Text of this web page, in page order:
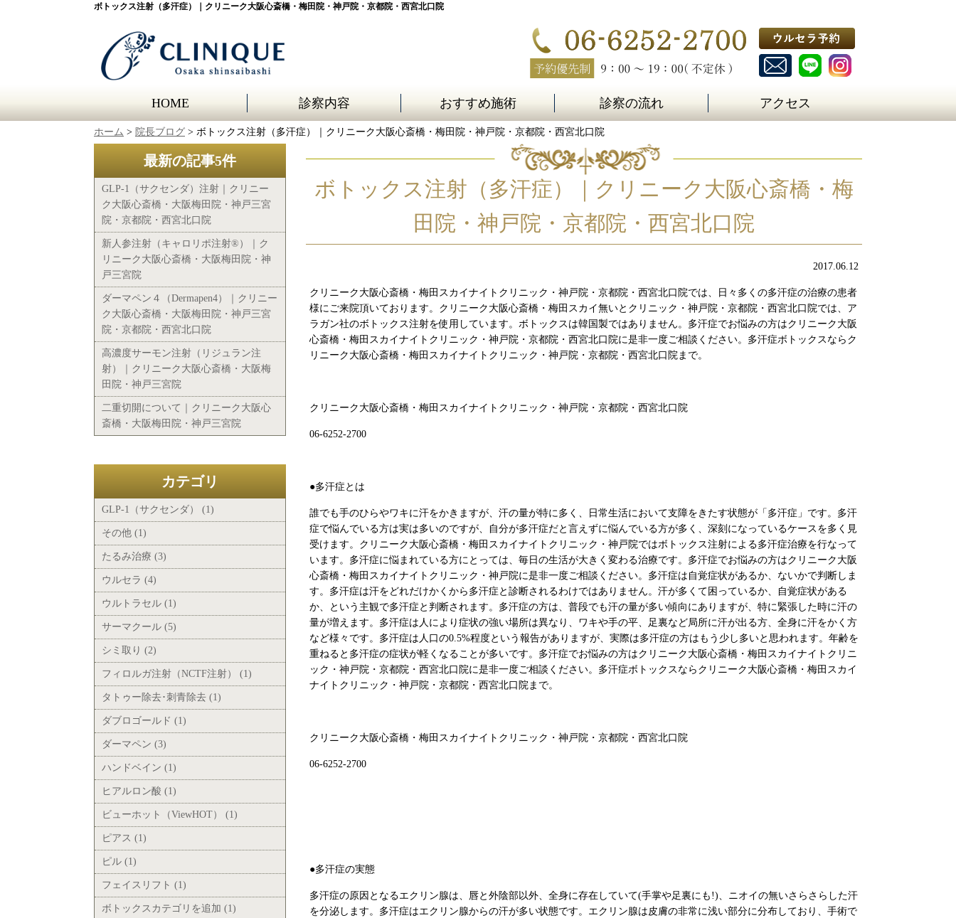
ボトックス注射（多汗症）｜クリニーク大阪心斎橋・梅田院・神戸院・京都院・西宮北口院
HOME 診察内容 おすすめ施術 診察の流れ アクセス
ホーム > 院長ブログ > ボトックス注射（多汗症）｜クリニーク大阪心斎橋・梅田院・神戸院・京都院・西宮北口院
ボトックス注射（多汗症）｜クリニーク大阪心斎橋・梅
田院・神戸院・京都院・西宮北口院
2017.06.12
クリニーク大阪心斎橋・梅田スカイナイトクリニック・神戸院・京都院・西宮北口院では、日々多くの多汗症の治療の患者
様にご来院頂いております。クリニーク大阪心斎橋・梅田スカイ無いとクリニック・神戸院・京都院・西宮北口院では、ア
ラガン社のボトックス注射を使用しています。ボトックスは韓国製ではありません。多汗症でお悩みの方はクリニーク大阪
心斎橋・梅田スカイナイトクリニック・神戸院・京都院・西宮北口院に是非一度ご相談ください。多汗症ボトックスならク
リニーク大阪心斎橋・梅田スカイナイトクリニック・神戸院・京都院・西宮北口院まで。
クリニーク大阪心斎橋・梅田スカイナイトクリニック・神戸院・京都院・西宮北口院
06-6252-2700
●多汗症とは
誰でも手のひらやワキに汗をかきますが、汗の量が特に多く、日常生活において支障をきたす状態が「多汗症」です。多汗
症で悩んでいる方は実は多いのですが、自分が多汗症だと言えずに悩んでいる方が多く、深刻になっているケースを多く見
受けます。クリニーク大阪心斎橋・梅田スカイナイトクリニック・神戸院ではボトックス注射による多汗症治療を行なって
います。多汗症に悩まれている方にとっては、毎日の生活が大きく変わる治療です。多汗症でお悩みの方はクリニーク大阪
心斎橋・梅田スカイナイトクリニック・神戸院に是非一度ご相談ください。多汗症は自覚症状があるか、ないかで判断しま
す。多汗症は汗をどれだけかくから多汗症と診断されるわけではありません。汗が多くて困っているか、自覚症状がある
か、という主観で多汗症と判断されます。多汗症の方は、普段でも汗の量が多い傾向にありますが、特に緊張した時に汗の
量が増えます。多汗症は人により症状の強い場所は異なり、ワキや手の平、足裏など局所に汗が出る方、全身に汗をかく方
など様々です。多汗症は人口の0.5%程度という報告がありますが、実際は多汗症の方はもう少し多いと思われます。年齢を
重ねると多汗症の症状が軽くなることが多いです。多汗症でお悩みの方はクリニーク大阪心斎橋・梅田スカイナイトクリニ
ック・神戸院・京都院・西宮北口院に是非一度ご相談ください。多汗症ボトックスならクリニーク大阪心斎橋・梅田スカイ
ナイトクリニック・神戸院・京都院・西宮北口院まで。
クリニーク大阪心斎橋・梅田スカイナイトクリニック・神戸院・京都院・西宮北口院
06-6252-2700
●多汗症の実態
多汗症の原因となるエクリン腺は、唇と外陰部以外、全身に存在していて(手掌や足裏にも!)、ニオイの無いさらさらした汗
を分泌します。多汗症はエクリン腺からの汗が多い状態です。エクリン腺は皮膚の非常に浅い部分に分布しており、手術で
最新の記事5件
GLP-1（サクセンダ）注射｜クリニー
ク大阪心斎橋・大阪梅田院・神戸三宮
院・京都院・西宮北口院
新人参注射（キャロリポ注射®）｜ク
リニーク大阪心斎橋・大阪梅田院・神
戸三宮院
ダーマペン４（Dermapen4）｜クリニー
ク大阪心斎橋・大阪梅田院・神戸三宮
院・京都院・西宮北口院
高濃度サーモン注射（リジュラン注
射）｜クリニーク大阪心斎橋・大阪梅
田院・神戸三宮院
二重切開について｜クリニーク大阪心
斎橋・大阪梅田院・神戸三宮院
カテゴリ
GLP-1（サクセンダ） (1)
その他 (1)
たるみ治療 (3)
ウルセラ (4)
ウルトラセル (1)
サーマクール (5)
シミ取り (2)
フィロルガ注射（NCTF注射） (1)
タトゥー除去･刺青除去 (1)
ダブロゴールド (1)
ダーマペン (3)
ハンドベイン (1)
ヒアルロン酸 (1)
ビューホット（ViewHOT） (1)
ピアス (1)
ピル (1)
フェイスリフト (1)
ボトックスカテゴリを追加 (1)